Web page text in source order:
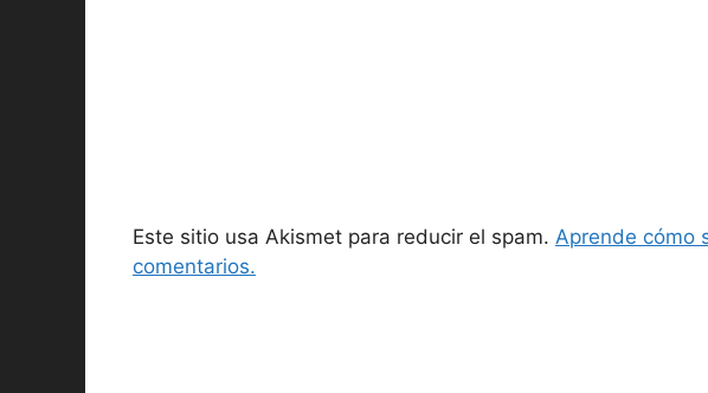
Este sitio usa Akismet para reducir el spam. Aprende cómo
comentarios.